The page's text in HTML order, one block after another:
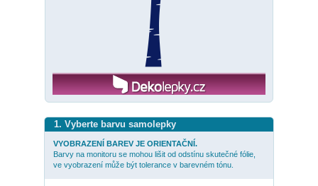
1. Vyberte barvu samolepky
VYOBRAZENÍ BAREV JE ORIENTAČNÍ.
Barvy na monitoru se mohou lišit od odstínu skutečné fólie,
ve vyobrazení může být tolerance v barevném tónu.